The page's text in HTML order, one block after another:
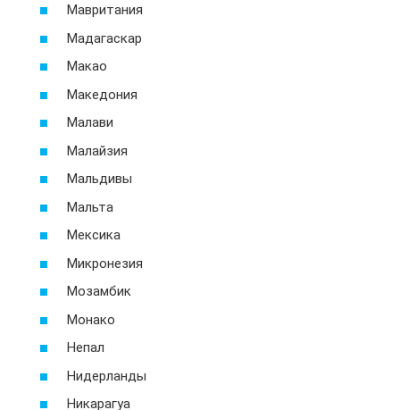
Мавритания
Мадагаскар
Макао
Македония
Малави
Малайзия
Мальдивы
Мальта
Мексика
Микронезия
Мозамбик
Монако
Непал
Нидерланды
Никарагуа